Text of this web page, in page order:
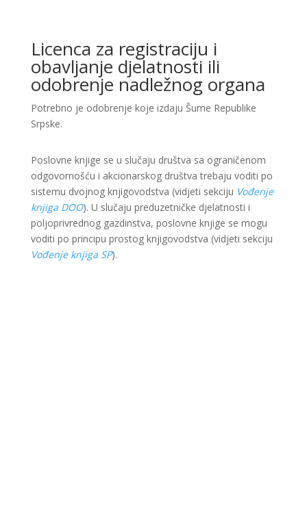
Licenca za registraciju i
obavljanje djelatnosti ili
odobrenje nadležnog organa
Potrebno je odobrenje koje izdaju Šume Republike
Srpske.
Poslovne knjige se u slučaju društva sa ograničenom
odgovornošću i akcionarskog društva trebaju voditi po
sistemu dvojnog knjigovodstva (vidjeti sekciju Vođenje
knjiga DOO). U slučaju preduzetničke djelatnosti i
poljoprivrednog gazdinstva, poslovne knjige se mogu
voditi po principu prostog knjigovodstva (vidjeti sekciju
Vođenje knjiga SP).